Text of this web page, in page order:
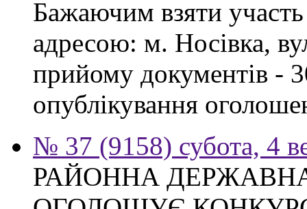
Бажаючим взяти участь
адресою: м. Носівка,
прийому документів -
опублікування
№ 37 (9158) субота, 4
РАЙОННА